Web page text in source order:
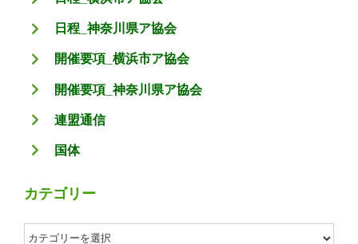
日程_神奈川県ア協会
開催要項_横浜市ア協会
開催要項_神奈川県ア協会
連盟通信
国体
カテゴリー
カ